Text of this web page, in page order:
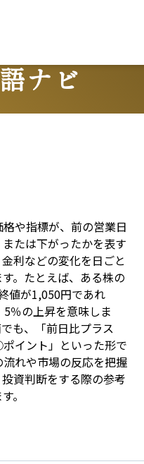
ナビ
や指標が、前の営業日
たは下がったかを表す
利などの変化を日ごと
。たとえば、ある株の
値が1,050円であれ
％の上昇を意味しま
も、「前日比プラス
イント」といった形で
れや市場の反応を把握
資判断をする際の参考
。